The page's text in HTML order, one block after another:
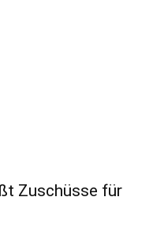
Zuschüsse für